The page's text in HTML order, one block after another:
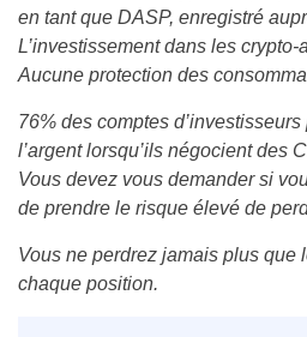
en tant que DASP, enregistré
L’investissement dans les crypto-
Aucune protection des
76% des comptes
l’argent lorsqu’ils négocient des
Vous devez vous demander si
de prendre le risque élevé de
Vous ne perdrez jamais plus que
chaque position.